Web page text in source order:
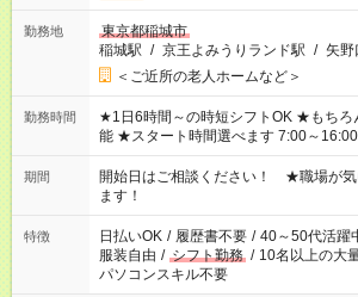
勤務地
東京都稲城市
稲城駅 / 京王よみうりランド駅 / 矢野
＜ご近所の老人ホームなど＞
勤務時間
★1日6時間～の時短シフトOK ★もちろんフルタイムシフトも可
能 ★スタート時間選べます 7:00～
20:00 など 残業なし！ ※Wワークの場合、他のお仕事と合わせ
週40時間超の就業はご案内できません
間以上勤務は社会保険への加入対象と
（日雇い派遣の原則禁止）により、短
案内が難しい場合があります
期間
開始日はご相談ください！ ★職場が気
ます！
特徴 日払いOK / 履歴書不要 / 40～50代活躍
服装自由 / シフト勤務 / 10名以上の大
パソコンスキル不要